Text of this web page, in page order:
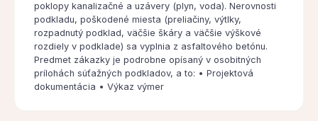
poklopy kanalizačné a uzávery (plyn, voda). Nerovnosti
podkladu, poškodené miesta (preliačiny, výtlky,
rozpadnutý podklad, väčšie škáry a väčšie výškové
rozdiely v podklade) sa vyplnia z asfaltového betónu.
Predmet zákazky je podrobne opísaný v osobitných
prílohách súťažných podkladov, a to: • Projektová
dokumentácia • Výkaz výmer